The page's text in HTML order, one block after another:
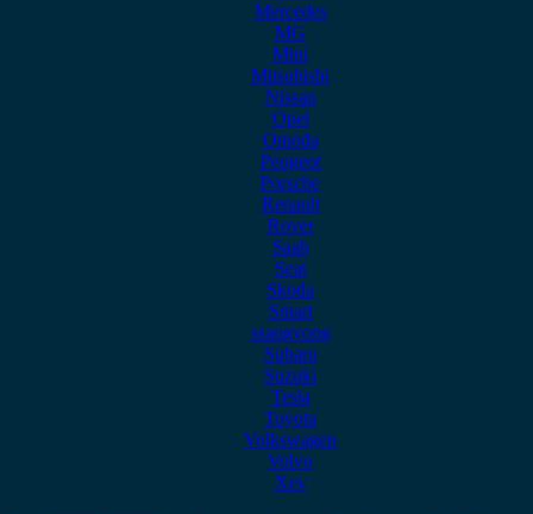
Mercedes
MG
Mini
Mitsubishi
Nissan
Opel
Omoda
Peugeot
Porsche
Renault
Rover
Saab
Seat
Skoda
Smart
ssangyong
Subaru
Suzuki
Tesla
Toyota
Volkswagen
Volvo
Xev